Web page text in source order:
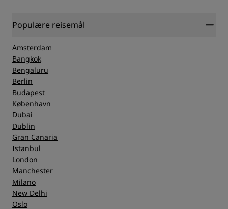
Populære reisemål
Amsterdam
Bangkok
Bengaluru
Berlin
Budapest
København
Dubai
Dublin
Gran Canaria
Istanbul
London
Manchester
Milano
New Delhi
Oslo